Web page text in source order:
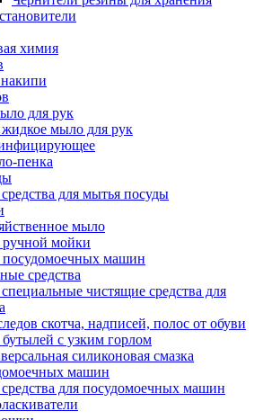
химия
для рук
мыло для рук
пенка
для мытья посуды
мыло
ручной мойки
посудомоечных машин
средства
чистящие средства для
скотча, надписей, полос от обуви
с узким горлом
силиконовая смазка
машин
для посудомоечных машин